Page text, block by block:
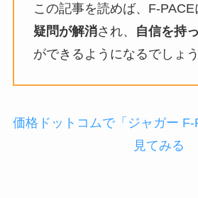
この記事を読めば、F-PACE
疑問が解消され、
自信を持
ができるようになるでしょう
価格ドットコムで「ジャガー
見てみる